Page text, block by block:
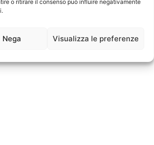
o ritirare il consenso può influire negativamente
Nega Visualizza le preferenze